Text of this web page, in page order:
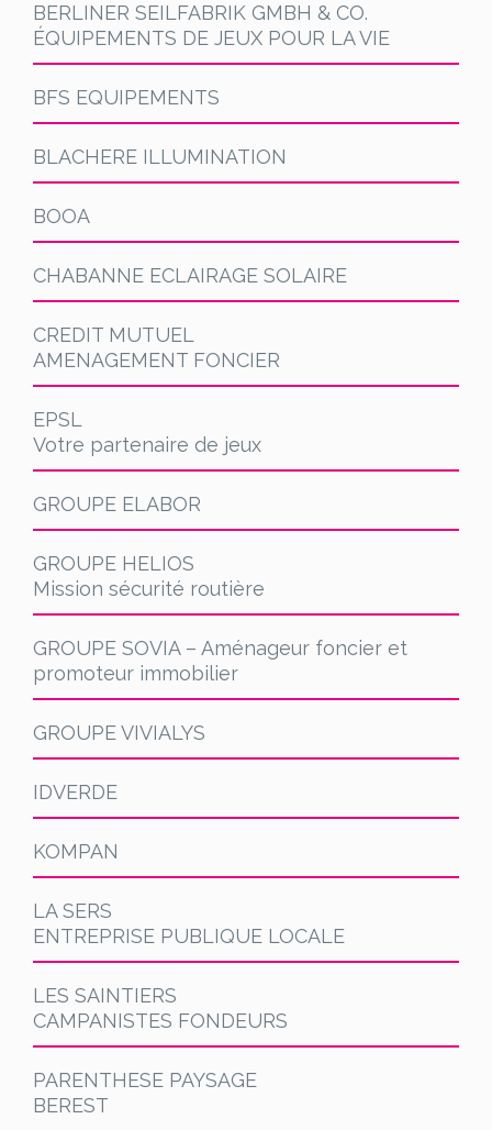
BERLINER SEILFABRIK GMBH & CO.
ÉQUIPEMENTS DE JEUX POUR LA VIE
BFS EQUIPEMENTS
BLACHERE ILLUMINATION
BOOA
CHABANNE ECLAIRAGE SOLAIRE
CREDIT MUTUEL
AMENAGEMENT FONCIER
EPSL
Votre partenaire de jeux
GROUPE ELABOR
GROUPE HELIOS
Mission sécurité routière
GROUPE SOVIA – Aménageur foncier et
promoteur immobilier
GROUPE VIVIALYS
IDVERDE
KOMPAN
LA SERS
ENTREPRISE PUBLIQUE LOCALE
LES SAINTIERS
CAMPANISTES FONDEURS
PARENTHESE PAYSAGE
BEREST